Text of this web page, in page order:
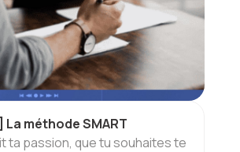
La méthode SMART
ta passion, que tu souhaites te